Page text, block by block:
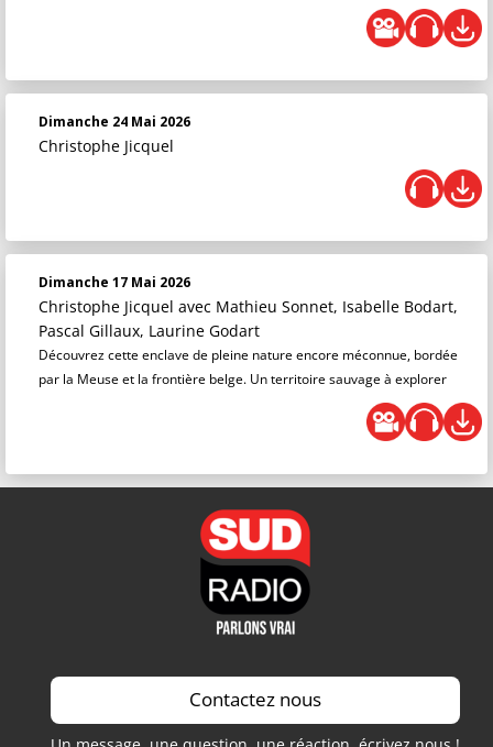
Dimanche 24 Mai 2026
Christophe Jicquel
Dimanche 17 Mai 2026
Christophe Jicquel avec Mathieu Sonnet, Isabelle Bodart,
Pascal Gillaux, Laurine Godart
Découvrez cette enclave de pleine nature encore méconnue, bordée
par la Meuse et la frontière belge. Un territoire sauvage à explorer
Contactez nous